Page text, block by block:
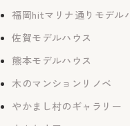
福岡hitマリナ通りモデル
佐賀モデルハウス
熊本モデルハウス
木のマンションリノベ
やかまし村のギャラリー